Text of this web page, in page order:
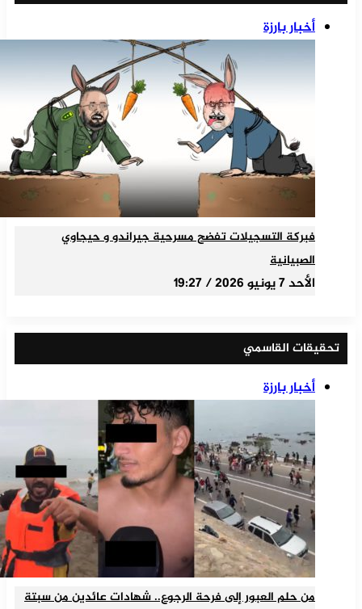
أخبار بارزة
فبركة التسجيلات تفضح مسرحية جيراندو و حيجاوي
الصبيانية
الأحد 7 يونيو 2026 / 19:27
تحقيقات القاسمي
أخبار بارزة
من حلم العبور إلى فرحة الرجوع.. شهادات عائدين من سبتة